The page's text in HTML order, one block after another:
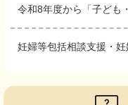
令和8年度から「子ども
妊婦等包括相談支援・